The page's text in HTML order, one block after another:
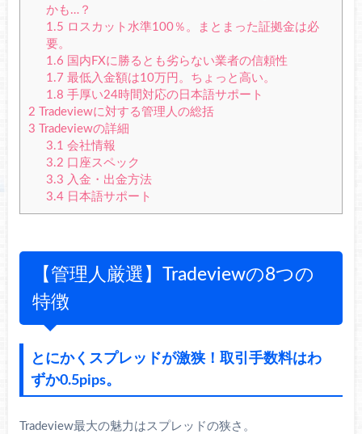
かも…？
1.5 ロスカット水準100％。まとまった証拠金は必
要。
1.6 国内FXに勝るとも劣らない業者の信頼性
1.7 最低入金額は10万円。ちょっと高い。
1.8 手厚い24時間対応の日本語サポート
2 Tradeviewに対する管理人の総括
3 Tradeviewの詳細
3.1 会社情報
3.2 口座スペック
3.3 入金・出金方法
3.4日本語サポート
【管理人厳選】Tradeviewの8つの
特徴
とにかくスプレッドが激狭！取引手数料はわ
ずか0.5pips。
Tradeview最大の魅力はスプレッドの狭さ。